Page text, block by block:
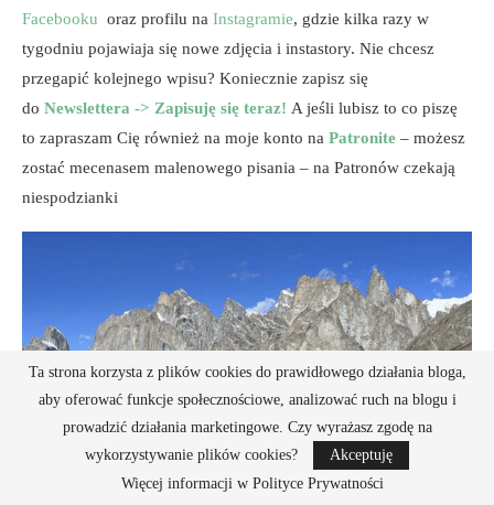
Facebooku oraz profilu na Instagramie, gdzie kilka razy w
tygodniu pojawiaja się nowe zdjęcia i instastory. Nie chcesz
przegapić kolejnego wpisu? Koniecznie zapisz się
do Newslettera -> Zapisuję się teraz! A jeśli lubisz to co piszę
to zapraszam Cię również na moje konto na Patronite – możesz
zostać mecenasem malenowego pisania – na Patronów czekają
niespodzianki
Ta strona korzysta z plików cookies do prawidłowego działania bloga,
aby oferować funkcje społecznościowe, analizować ruch na blogu i
prowadzić działania marketingowe. Czy wyrażasz zgodę na
wykorzystywanie plików cookies?
Akceptuję
Więcej informacji w Polityce Prywatności